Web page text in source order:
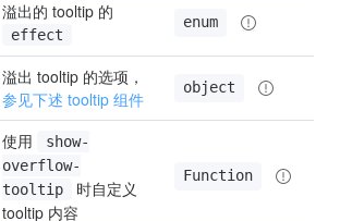
effect
enum
溢出 tooltip 的选项，
参见下述 tooltip 组件
object
使用
show-
overflow-
tooltip
时自定义
tooltip 内容
Function